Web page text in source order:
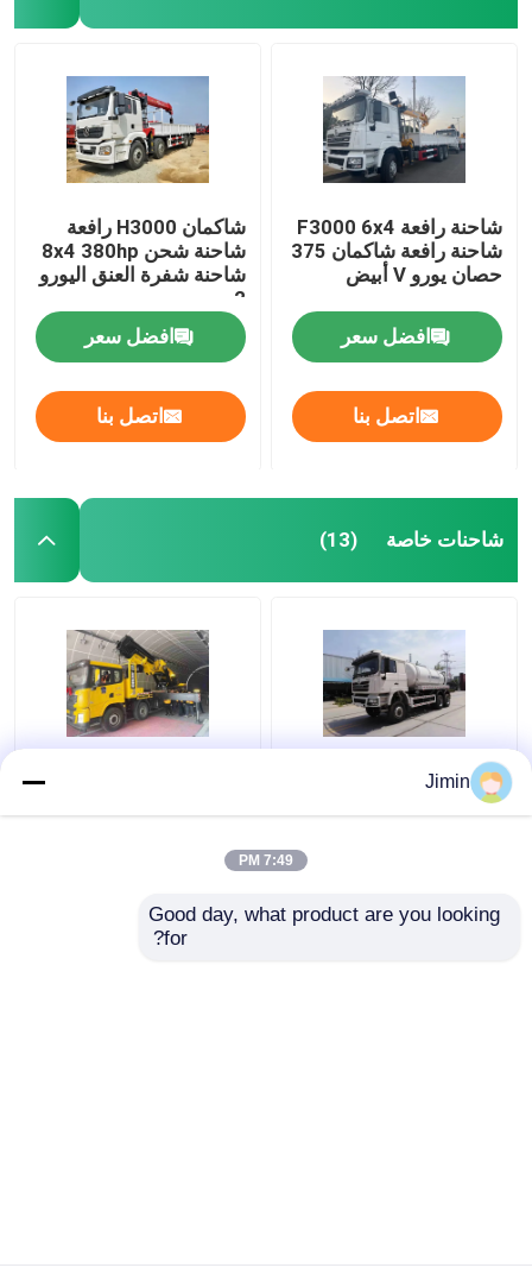
شاحنة رافعة F3000 6x4
شاحنة رافعة شاكمان 375
حصان يورو V أبيض
افضل سعر
اتصل بنا
شاكمان H3000 رافعة
شاحنة شحن 8x4 380hp
شاحنة شفرة العنق اليورو
2
افضل سعر
اتصل بنا
شاحنات خاصة (13)
SQZ10000 شاحنة رافعة
Jimin
7:49 PM
Good day, what product are you looking
for?